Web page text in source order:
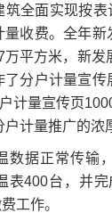
筑全面实现按
量收费。全年新
万平方米，新发
了分户计量宣
计量宣传页
计量推广的浓
数据正常传输
表400台，并
工作。